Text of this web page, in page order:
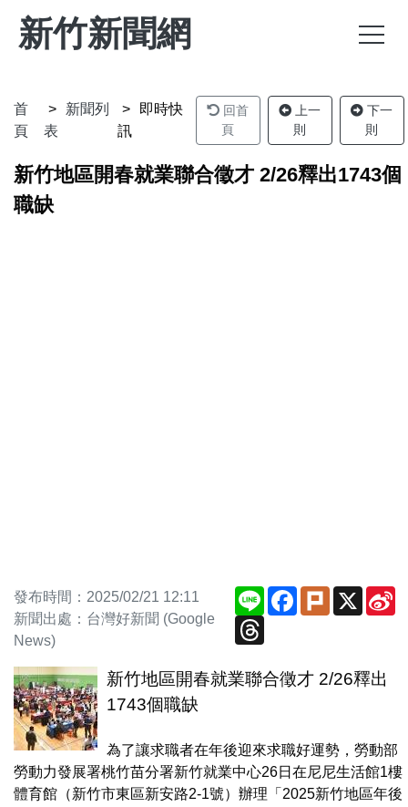
新竹新聞網
首
頁
新聞列
表
即時快
訊
回首
頁
上一
則
下一
則
新竹地區開春就業聯合徵才 2/26釋出1743個
職缺
發布時間：2025/02/21 12:11
新聞出處：台灣好新聞 (Google
News)
Line Facebook
PlurkX
Threads
新竹地區開春就業聯合徵才 2/26釋出
1743個職缺
為了讓求職者在年後迎來求職好運勢，勞動部
勞動力發展署桃竹苗分署新竹就業中心26日在尼尼生活館1樓
體育館（新竹市東區新安路2-1號）辦理「2025新竹地區年後